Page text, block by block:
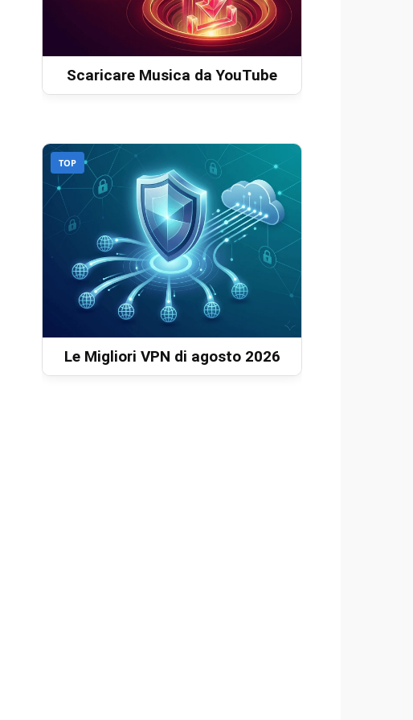
Scaricare Musica da YouTube
TOP
Le Migliori VPN di agosto 2026